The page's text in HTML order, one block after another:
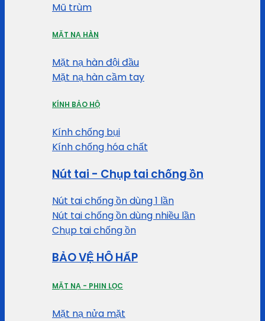
Mũ trùm
MẶT NẠ HÀN
Mặt nạ hàn đội đầu
Mặt nạ hàn cầm tay
KÍNH BẢO HỘ
Kính chống bụi
Kính chống hóa chất
Nút tai - Chụp tai chống ồn
Nút tai chống ồn dùng 1 lần
Nút tai chống ồn dùng nhiều lần
Chụp tai chống ồn
BẢO VỆ HÔ HẤP
MẶT NẠ - PHIN LỌC
Mặt nạ nửa mặt